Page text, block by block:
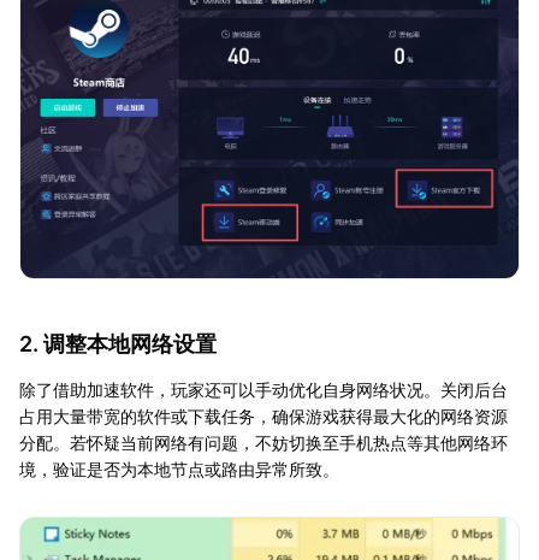
2. 调整本地网络设置
除了借助加速软件，玩家还可以手动优化自身网络状况。关闭后台
占用大量带宽的软件或下载任务，确保游戏获得最大化的网络资源
分配。若怀疑当前网络有问题，不妨切换至手机热点等其他网络环
境，验证是否为本地节点或路由异常所致。